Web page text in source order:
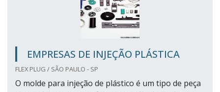
EMPRESAS DE INJEÇÃO PLÁSTICA
FLEX PLUG / SÃO PAULO - SP
O molde para injeção de plástico é um tipo de peça